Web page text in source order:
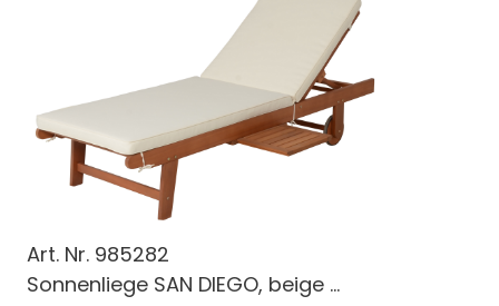
Art. Nr. 985282
Sonnenliege SAN DIEGO, beige ...